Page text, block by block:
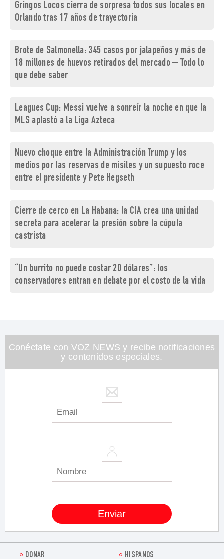
Gringos Locos cierra de sorpresa todos sus locales en
Orlando tras 17 años de trayectoria
Brote de Salmonella: 345 casos por jalapeños y más de
18 millones de huevos retirados del mercado – Todo lo
que debe saber
Leagues Cup: Messi vuelve a sonreír la noche en que la
MLS aplastó a la Liga Azteca
Nuevo choque entre la Administración Trump y los
medios por las reservas de misiles y un supuesto roce
entre el presidente y Pete Hegseth
Cierre de cerco en La Habana: la CIA crea una unidad
secreta para acelerar la presión sobre la cúpula
castrista
“Un burrito no puede costar 20 dólares”: los
conservadores entran en debate por el costo de la vida
Conéctate con VOZ NEWS y recibe notificaciones
y contenidos especiales.
DONAR HISPANOS